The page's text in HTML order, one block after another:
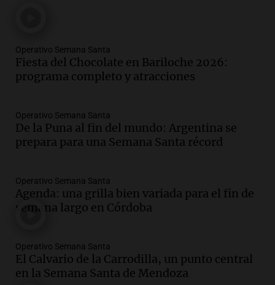
Operativo Semana Santa
Fiesta del Chocolate en Bariloche 2026:
programa completo y atracciones
Operativo Semana Santa
De la Puna al fin del mundo: Argentina se
prepara para una Semana Santa récord
Operativo Semana Santa
Agenda: una grilla bien variada para el fin de
semana largo en Córdoba
Operativo Semana Santa
El Calvario de la Carrodilla, un punto central
en la Semana Santa de Mendoza